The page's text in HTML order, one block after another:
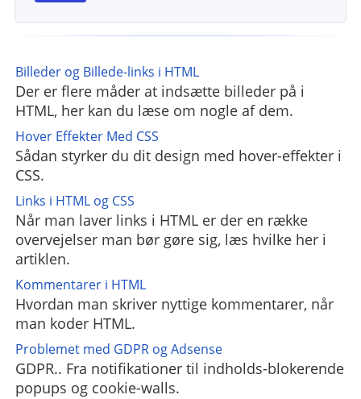
Billeder og Billede-links i HTML
Der er flere måder at indsætte billeder på i
HTML, her kan du læse om nogle af dem.
Hover Effekter Med CSS
Sådan styrker du dit design med hover-effekter i
CSS.
Links i HTML og CSS
Når man laver links i HTML er der en række
overvejelser man bør gøre sig, læs hvilke her i
artiklen.
Kommentarer i HTML
Hvordan man skriver nyttige kommentarer, når
man koder HTML.
Problemet med GDPR og Adsense
GDPR.. Fra notifikationer til indholds-blokerende
popups og cookie-walls.